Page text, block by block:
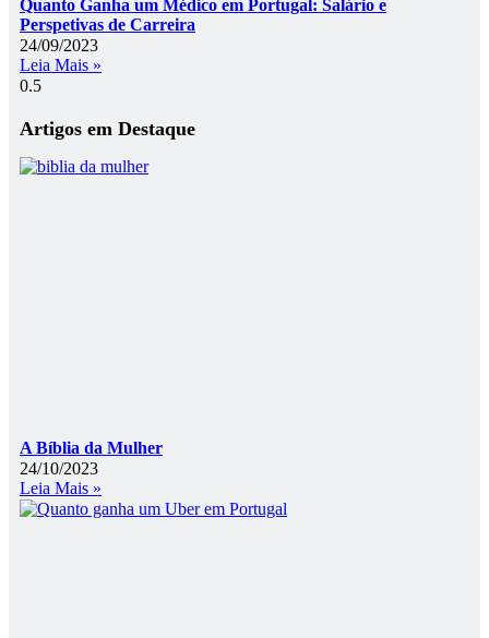
Quanto Ganha um Médico em Portugal: Salário e
Perspetivas de Carreira
24/09/2023
Leia Mais »
Artigos em Destaque
A Bíblia da Mulher
24/10/2023
Leia Mais »